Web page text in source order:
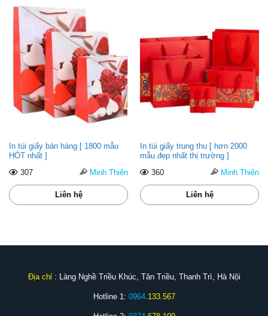
In túi giấy bán hàng [ 1800 mẫu
HÓT nhất ]
307
Minh Thiên
Liên hệ
In túi giấy trung thu [ hơn 2000
mẫu đẹp nhất thị trường ]
360
Minh Thiên
Liên hệ
Địa chỉ : Làng Nghề Triều Khúc, Tân Triều, Thanh Trì, Hà Nội
Hotline 1: 0964.133.567